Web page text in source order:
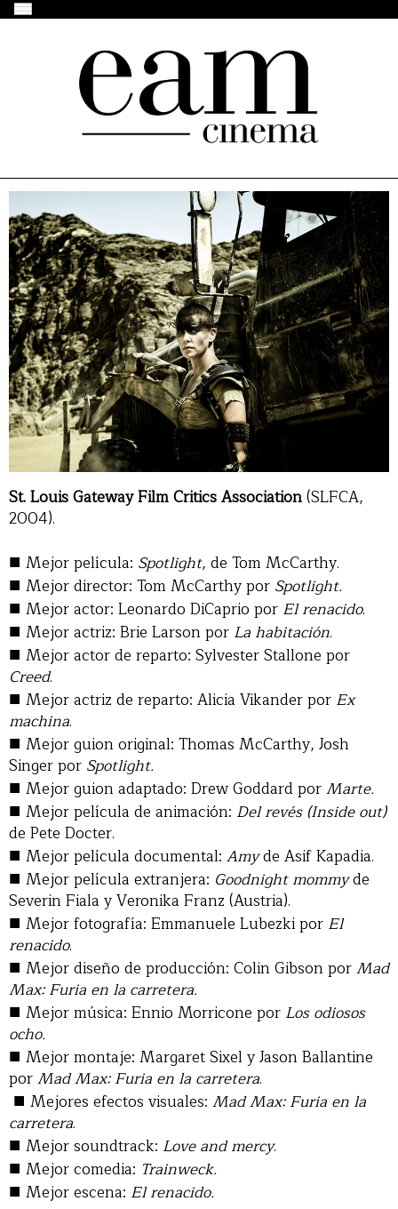
St. Louis Gateway Film Critics Association(SLFCA,
2004).
■ Mejor película: Spotlight, de Tom McCarthy.
■ Mejor director: Tom McCarthy por Spotlight.
■ Mejor actor: Leonardo DiCaprio por El renacido.
■ Mejor actriz: Brie Larson por La habitación.
■ Mejor actor de reparto: Sylvester Stallone por
Creed.
■ Mejor actriz de reparto: Alicia Vikander por Ex
machina.
■ Mejor guion original: Thomas McCarthy, Josh
Singer por Spotlight.
■ Mejor guion adaptado: Drew Goddard porMarte.
■ Mejor película de animación: Del revés (Inside out)
de Pete Docter.
■ Mejor película documental: Amyde Asif Kapadia.
■ Mejor película extranjera: Goodnight mommyde
Severin Fiala y Veronika Franz (Austria).
■ Mejor fotografía: Emmanuele Lubezki por El
renacido.
■ Mejor diseño de producción: Colin Gibson porMad
Max: Furia en la carretera.
■ Mejor música: Ennio Morricone por Los odiosos
ocho.
■ Mejor montaje: Margaret Sixel y Jason Ballantine
porMad Max: Furia en la carretera.
■ Mejores efectos visuales: Mad Max: Furia en la
carretera.
■ Mejor soundtrack: Love and mercy.
■ Mejor comedia: Trainweck.
■ Mejor escena: El renacido.